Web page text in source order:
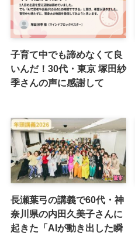
子育て中でも諦めなくて良
いんだ！30代・東京 塚田紗
季さんの声に感謝して
長瀬葉弓の講義で60代・神
奈川県の内田久美子さんに
起きた「AIが動き出した瞬